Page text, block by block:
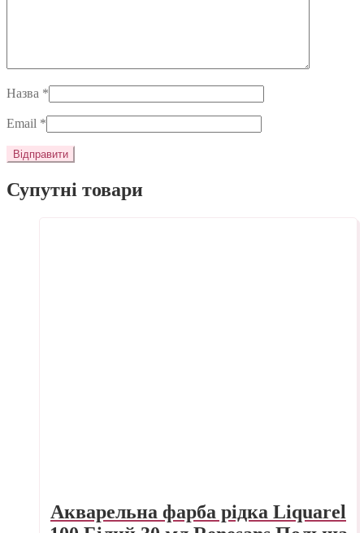
Назва *
Email *
Супутні товари
Акварельна фарба рідка Liquarel